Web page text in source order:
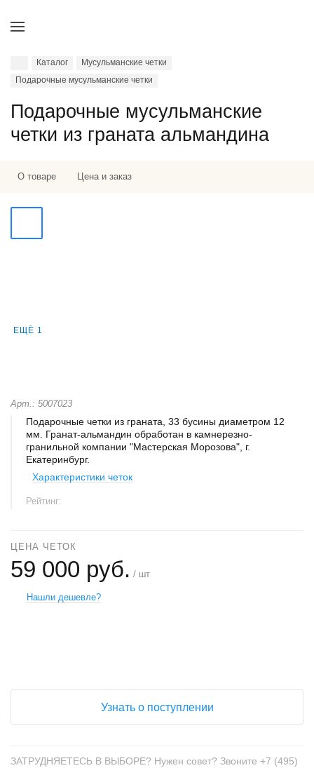
Каталог
Мусульманские четки
Подарочные мусульманские четки
Подарочные мусульманские
четки из граната альмандина
О товаре Цена и заказ
ЕЩЁ 1
Арт.: 5007023
Подарочные четки из граната, 33 бусины диаметром 12
мм. Гранат-альмандин обработан в камнерезно-
гранильной компании "Мастерская Морозова", г.
Екатеринбург.
Характеристики четок
Рейтинг:
ЦЕНА ЧЕТОК
59 000 руб. / шт
Нашли дешевле?
Узнать о поступлении
ЗАТРУДНЯЕТЕСЬ В ВЫБОРЕ? Нужен совет? Звоните +7 (495)